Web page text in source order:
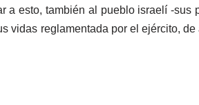
esto, también al pueblo israelí -
vidas reglamentada por el ejército,